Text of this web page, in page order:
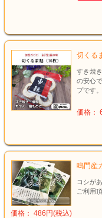
切くる
すき焼
の安心
プです。
価格：
鳴門産
コシが
ご利用
価格： 486円(税込)